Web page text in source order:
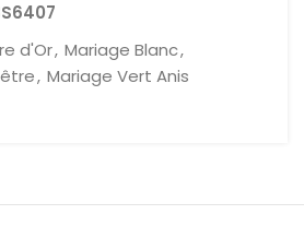
d'Or, Mariage Blanc,
, Mariage Vert Anis